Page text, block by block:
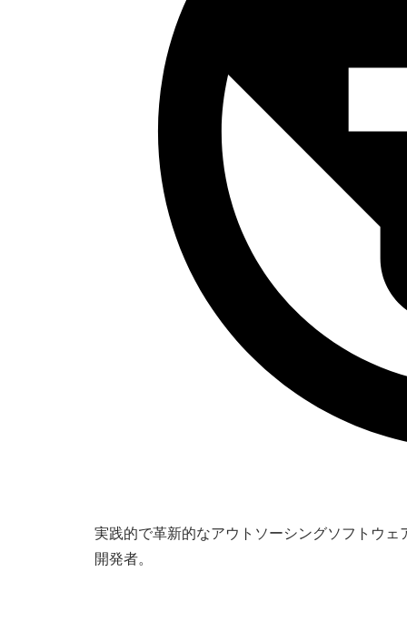
実践的で革新的なアウトソーシングソフトウ
開発者。